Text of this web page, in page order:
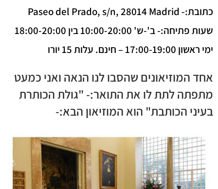
ימי ראשון 17:00-19:00 – חינם. עלות 15 יורו
אחד המוזיאונים שהסבו לנו הנאה ואני כמעט
מתפתה לתת לו את התואר:- "גולת הכותרת
בעיני הכותבת" הוא המוזיאון הבא:-